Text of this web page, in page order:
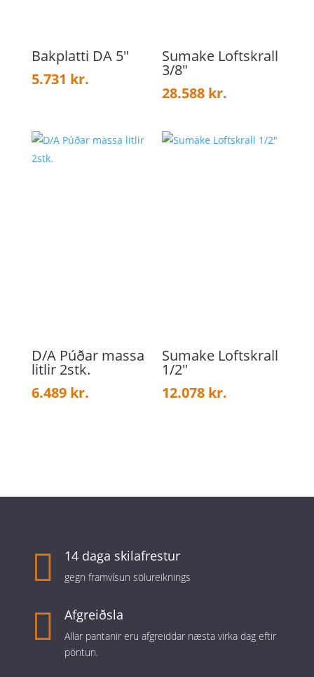
Bakplatti DA 5″
5.731 kr.
Sumake Loftskrall
3/8″
28.588 kr.
D/A Púðar massa
litlir 2stk.
6.489 kr.
Sumake Loftskrall
1/2″
12.078 kr.
 14 daga skilafrestur
gegn framvísun sölureiknings
 Afgreiðsla
Allar pantanir eru afgreiddar næsta virka dag eftir
pöntun.